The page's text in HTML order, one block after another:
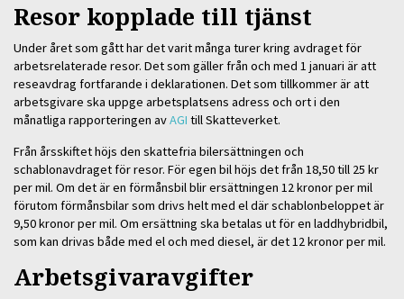
Resor kopplade till tjänst
Under året som gått har det varit många turer kring avdraget för
arbetsrelaterade resor. Det som gäller från och med 1 januari är att
reseavdrag fortfarande i deklarationen. Det som tillkommer är att
arbetsgivare ska uppge arbetsplatsens adress och ort i den
månatliga rapporteringen avAGI till Skatteverket.
Från årsskiftet höjs den skattefria bilersättningen och
schablonavdraget för resor. För egen bil höjs det från 18,50 till 25 kr
per mil. Om det är en förmånsbil blir ersättningen 12 kronor per mil
förutom förmånsbilar som drivs helt med el där schablonbeloppet är
9,50 kronor per mil. Om ersättning ska betalas ut för en laddhybridbil,
som kan drivas både med el och med diesel, är det 12 kronor per mil.
Arbetsgivaravgifter